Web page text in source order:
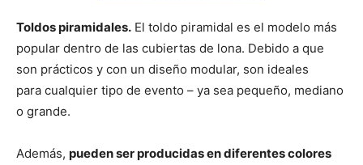
Toldos piramidales. El toldo piramidal es el modelo más
popular dentro de las cubiertas de lona. Debido a que
son prácticos y con un diseño modular, son ideales
para cualquier tipo de evento – ya sea pequeño, mediano
o grande.
Además, pueden ser producidas en diferentes colores